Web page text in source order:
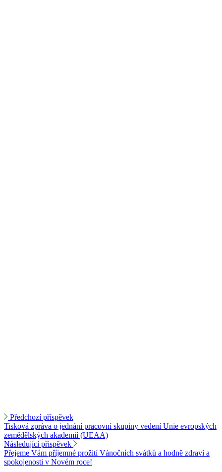
Předchozí příspěvek
Tisková zpráva o jednání pracovní skupiny vedení Unie evropských
zemědělských akademií (UEAA)
Následující příspěvek
Přejeme Vám příjemné prožití Vánočních svátků a hodně zdraví a
spokojenosti v Novém roce!